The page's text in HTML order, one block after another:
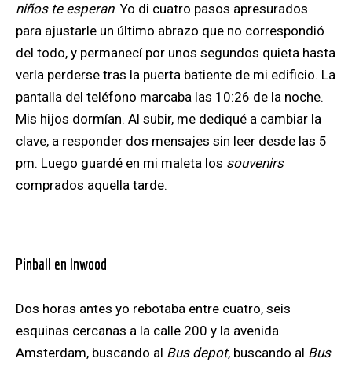
niños te esperan. Yo di cuatro pasos apresurados
para ajustarle un último abrazo que no correspondió
del todo, y permanecí por unos segundos quieta hasta
verla perderse tras la puerta batiente de mi edificio. La
pantalla del teléfono marcaba las 10:26 de la noche.
Mis hijos dormían. Al subir, me dediqué a cambiar la
clave, a responder dos mensajes sin leer desde las 5
pm. Luego guardé en mi maleta los souvenirs
comprados aquella tarde.
Pinball en Inwood
Dos horas antes yo rebotaba entre cuatro, seis
esquinas cercanas a la calle 200 y la avenida
Amsterdam, buscando al Bus depot, buscando al Bus